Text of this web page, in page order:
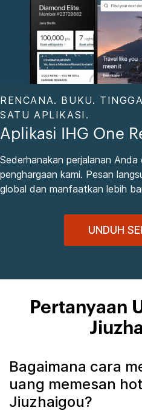
RENCANA. BUKU.
SATU APLIKASI.
Aplikasi IHG One
Sederhanakan perjalanan
penghargaan kami. Pesan
global dan manfaatkan lebih
UNDUH
Pertanyaan
Bagaimana cara
uang memesan
Jiuzhaigou?